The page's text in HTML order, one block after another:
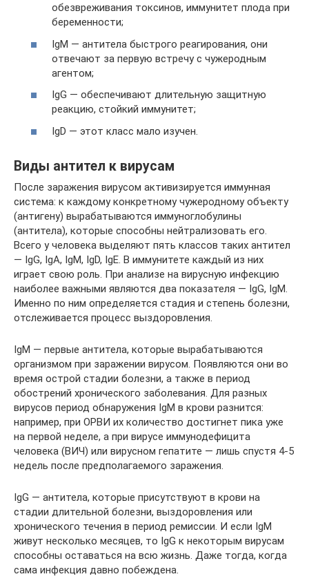
обезвреживания токсинов, иммунитет плода при
беременности;
IgM — антитела быстрого реагирования, они
отвечают за первую встречу с чужеродным
агентом;
IgG — обеспечивают длительную защитную
реакцию, стойкий иммунитет;
IgD — этот класс мало изучен.
Виды антител к вирусам
После заражения вирусом активизируется иммунная
система: к каждому конкретному чужеродному объекту
(антигену) вырабатываются иммуноглобулины
(антитела), которые способны нейтрализовать его.
Всего у человека выделяют пять классов таких антител
— IgG, IgA, IgM, IgD, IgE. В иммунитете каждый из них
играет свою роль. При анализе на вирусную инфекцию
наиболее важными являются два показателя — IgG, IgM.
Именно по ним определяется стадия и степень болезни,
отслеживается процесс выздоровления.
IgM — первые антитела, которые вырабатываются
организмом при заражении вирусом. Появляются они во
время острой стадии болезни, а также в период
обострений хронического заболевания. Для разных
вирусов период обнаружения IgM в крови разнится:
например, при ОРВИ их количество достигнет пика уже
на первой неделе, а при вирусе иммунодефицита
человека (ВИЧ) или вирусном гепатите — лишь спустя 4-5
недель после предполагаемого заражения.
IgG — антитела, которые присутствуют в крови на
стадии длительной болезни, выздоровления или
хронического течения в период ремиссии. И если IgM
живут несколько месяцев, то IgG к некоторым вирусам
способны оставаться на всю жизнь. Даже тогда, когда
сама инфекция давно побеждена.